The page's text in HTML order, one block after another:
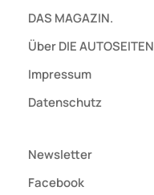
DAS MAGAZIN.
Über DIE AUTOSEITEN
Impressum
Datenschutz
Newsletter
Facebook